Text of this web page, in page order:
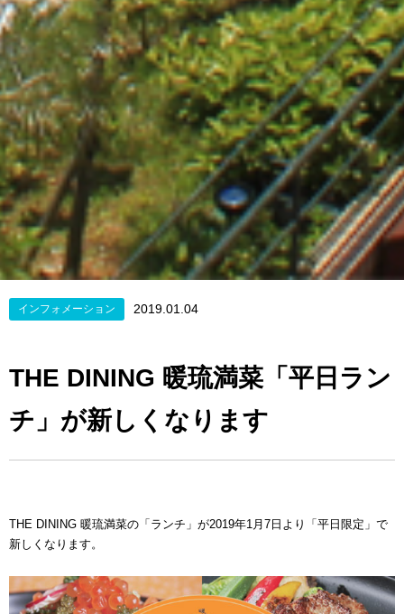
インフォメーション 2019.01.04
THE DINING 暖琉満菜「平日ラン
チ」が新しくなります
THE DINING 暖琉満菜の「ランチ」が2019年1月7日より「平日限定」で
新しくなります。